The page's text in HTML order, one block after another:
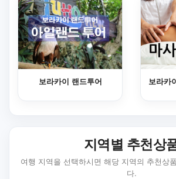
보라카이 랜드투어 보라카
지역별 추천상
여행 지역을 선택하시면 해당 지역의 추천상
다.